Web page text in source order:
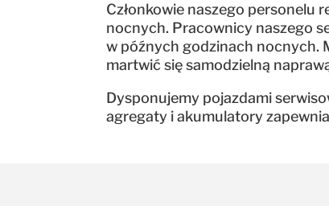
Członkowie naszego personelu
nocnych. Pracownicy naszego
w późnych godzinach nocnych.
martwić się samodzielną
Dysponujemy pojazdami
agregaty i akumulatory